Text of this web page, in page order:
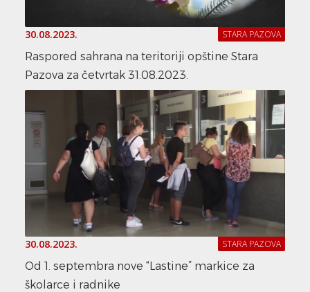
30.08.2023. STARA PAZOVA
Raspored sahrana na teritoriji opštine Stara
Pazova za četvrtak 31.08.2023.
30.08.2023. STARA PAZOVA
Od 1. septembra nove “Lastine” markice za
školarce i radnike